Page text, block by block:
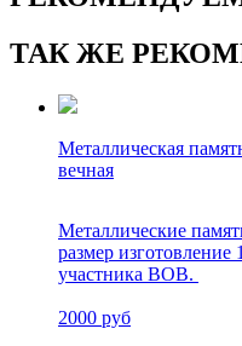
ТАК ЖЕ
Металлическая
вечная
Металлические
размер
участника ВОВ.
2000 руб